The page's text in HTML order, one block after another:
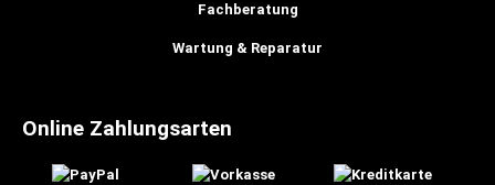
Fachberatung
Wartung & Reparatur
Online Zahlungsarten